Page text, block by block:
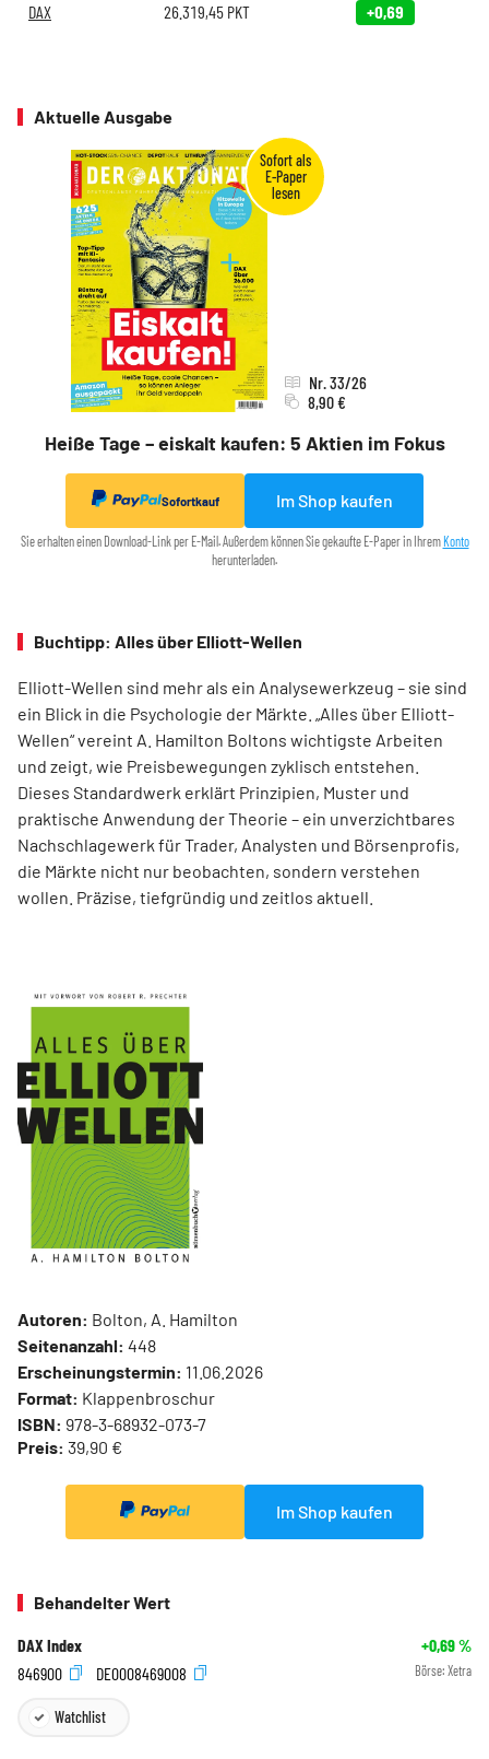
DAX 26.319,45 PKT +0,69
Aktuelle Ausgabe
Heiße Tage – eiskalt kaufen: 5 Aktien im Fokus
Nr. 33/26
8,90 €
Sofortkauf Im Shop kaufen
Sie erhalten einen Download-Link per E-Mail. Außerdem können Sie gekaufte E-Paper in Ihrem Konto
herunterladen.
Buchtipp: Alles über Elliott-Wellen
Elliott-Wellen sind mehr als ein Analysewerkzeug – sie sind
ein Blick in die Psychologie der Märkte. „Alles über Elliott-
Wellen“ vereint A. Hamilton Boltons wichtigste Arbeiten
und zeigt, wie Preisbewegungen zyklisch entstehen.
Dieses Standardwerk erklärt Prinzipien, Muster und
praktische Anwendung der Theorie – ein unverzichtbares
Nachschlagewerk für Trader, Analysten und Börsenprofis,
die Märkte nicht nur beobachten, sondern verstehen
wollen. Präzise, tiefgründig und zeitlos aktuell.
Autoren: Bolton, A. Hamilton
Seitenanzahl: 448
Erscheinungstermin: 11.06.2026
Format: Klappenbroschur
ISBN: 978-3-68932-073-7
Preis: 39,90 €
Im Shop kaufen
Behandelter Wert
DAX Index +0,69%
846900
DE0008469008 Börse: Xetra
Watchlist